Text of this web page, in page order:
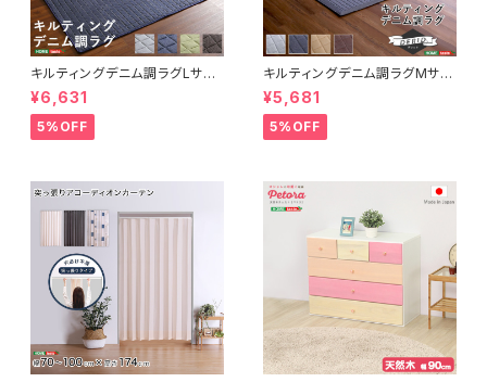
キルティングデニム調ラグLサイ
ズ(190x240cm)オールシーズ
ン、滑り止め付き、手洗い対応【D
erid-デリッド-】 DRG-L
¥6,631
5%OFF
キルティングデニム調ラグMサイ
ズ(185x185cm)オールシーズ
ン、滑り止め付き、手洗い対応【D
erid-デリッド-】 DRG-M
¥5,681
5%OFF